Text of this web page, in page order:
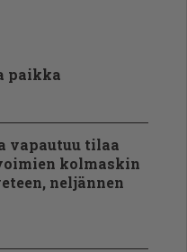
paikka
vapautuu tilaa
kolmaskin
neljännen